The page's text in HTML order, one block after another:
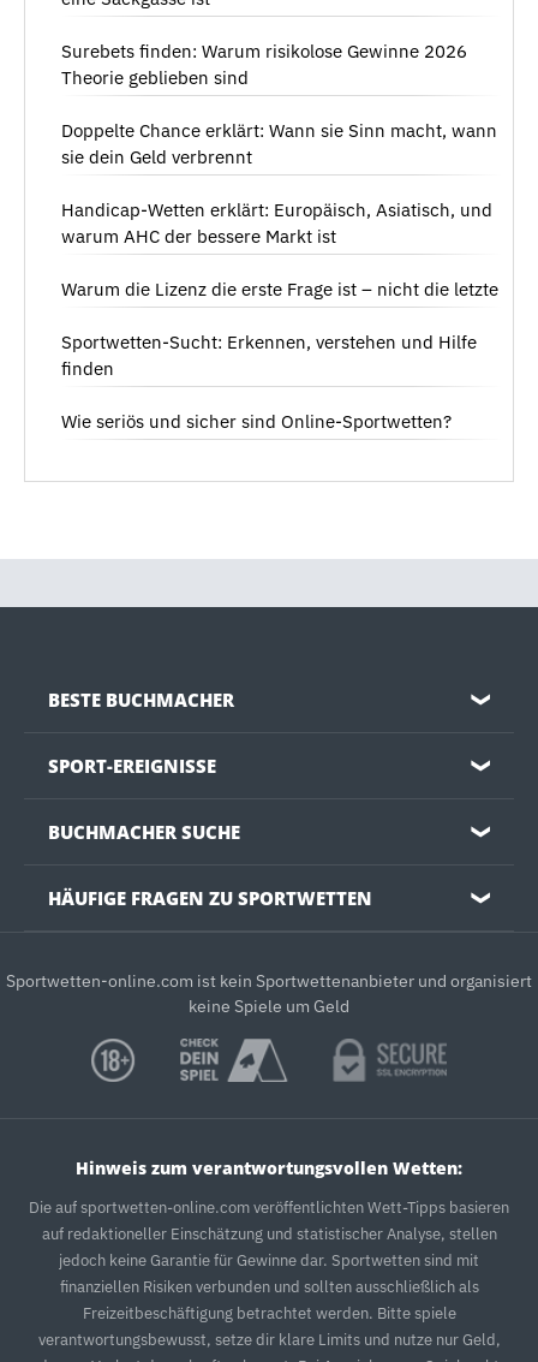
Surebets finden: Warum risikolose Gewinne 2026
Theorie geblieben sind
Doppelte Chance erklärt: Wann sie Sinn macht, wann
sie dein Geld verbrennt
Handicap-Wetten erklärt: Europäisch, Asiatisch, und
warum AHC der bessere Markt ist
Warum die Lizenz die erste Frage ist – nicht die letzte
Sportwetten-Sucht: Erkennen, verstehen und Hilfe
finden
Wie seriös und sicher sind Online-Sportwetten?
BESTE BUCHMACHER ❯
SPORT-EREIGNISSE ❯
BUCHMACHER SUCHE ❯
HÄUFIGE FRAGEN ZU SPORTWETTEN ❯
Sportwetten-online.com ist kein Sportwettenanbieter und organisiert
keine Spiele um Geld
Hinweis zum verantwortungsvollen Wetten:
Die auf sportwetten-online.com veröffentlichten Wett-Tipps basieren
auf redaktioneller Einschätzung und statistischer Analyse, stellen
jedoch keine Garantie für Gewinne dar. Sportwetten sind mit
finanziellen Risiken verbunden und sollten ausschließlich als
Freizeitbeschäftigung betrachtet werden. Bitte spiele
verantwortungsbewusst, setze dir klare Limits und nutze nur Geld,